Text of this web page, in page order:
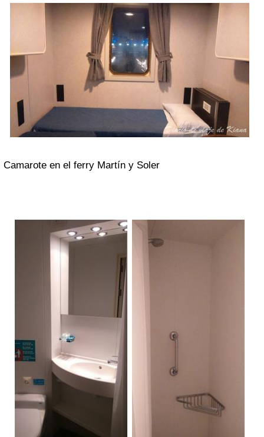
Camarote en el ferry Martín y Soler